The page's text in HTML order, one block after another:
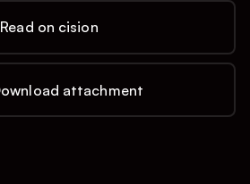
Read on cision
attachment